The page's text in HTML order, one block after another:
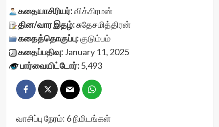
கதையாசிரியர்:விக்கிரமன்
தின/வார இதழ்:சுதேசமித்திரன்
கதைத்தொகுப்பு:குடும்பம்
கதைப்பதிவு:January 11, 2025
பார்வையிட்டோர்:5,493
வாசிப்பு நேரம்: 6நிமிடங்கள்